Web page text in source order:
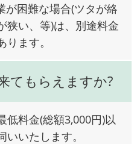
が困難な場合(ツタが絡
狭い、等)は、別途料金
ます。
てもらえますか?
低料金(総額3,000円)以
いいたします。